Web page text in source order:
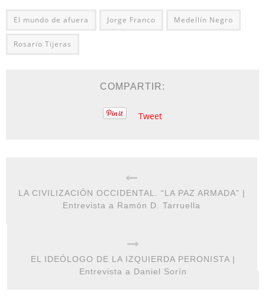
El mundo de afuera Jorge Franco Medellín Negro
Rosario Tijeras
COMPARTIR:
Tweet
LA CIVILIZACIÓN OCCIDENTAL. “LA PAZ ARMADA” |
Entrevista a Ramón D. Tarruella
EL IDEÓLOGO DE LA IZQUIERDA PERONISTA |
Entrevista a Daniel Sorín